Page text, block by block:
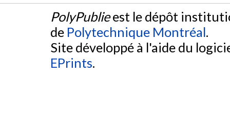
PolyPublieest le dépôt
de Polytechnique Montréal.
Site développé à l'aide du
EPrints.